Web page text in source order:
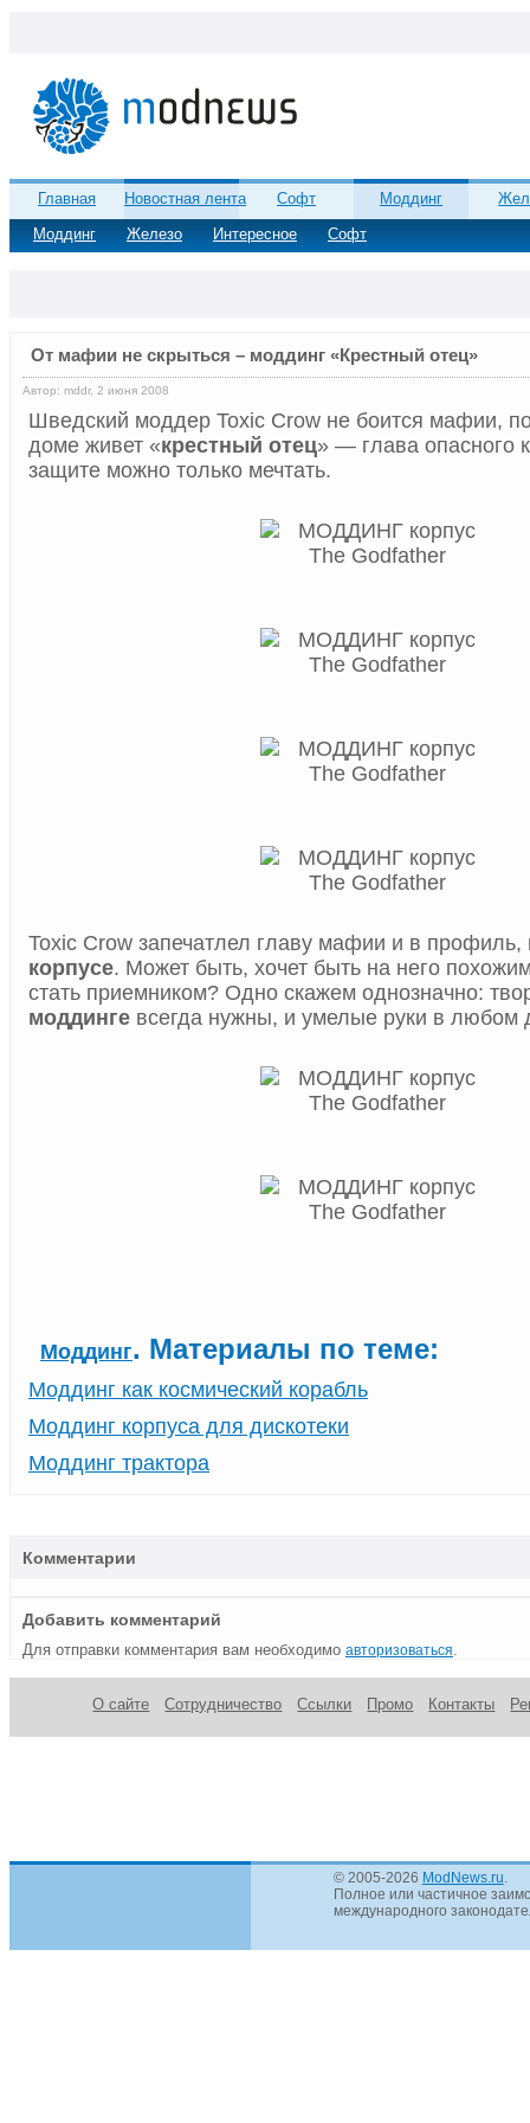
Главная
Новостная лента
Моддинг
Железо Интересное Софт
Софт Моддинг
От мафии не скрыться – моддинг «Крестный отец»
Автор: mddr, 2 июня 2008
Шведский моддер Toxic Crow не боится мафии,
доме живет «крестный отец» — глава опасного
защите можно только мечтать.
Toxic Crow запечатлел главу мафии и в
корпусе. Может быть, хочет быть на него
стать приемником? Одно скажем однозначно:
моддинге всегда нужны, и умелые руки в любом
Моддинг. Материалы по теме:
Моддинг как космический корабль
Моддинг корпуса для дискотеки
Моддинг трактора
Комментарии
Добавить комментарий
Для отправки комментария вам необходимо авторизоваться
О сайте Сотрудничество Ссылки Промо Контакты
© 2005-2026 ModNews.ru
Полное или частичное
международного